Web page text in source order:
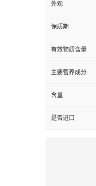
外观
保质期
有效物质含量
主要营养成分
含量
是否进口